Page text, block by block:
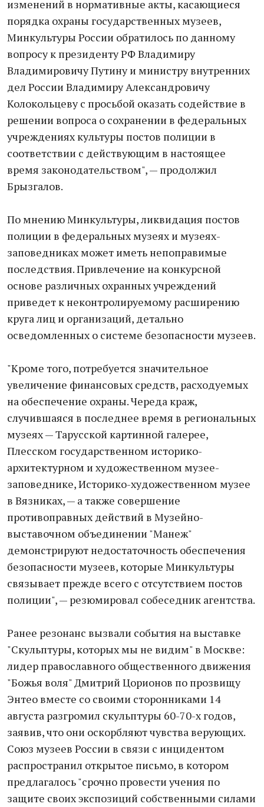
изменений в нормативные акты, касающиеся
порядка охраны государственных музеев,
Минкультуры России обратилось по данному
вопросу к президенту РФ Владимиру
Владимировичу Путину и министру внутренних
дел России Владимиру Александровичу
Колокольцеву с просьбой оказать содействие в
решении вопроса о сохранении в федеральных
учреждениях культуры постов полиции в
соответствии с действующим в настоящее
время законодательством", — продолжил
Брызгалов.
По мнению Минкультуры, ликвидация постов
полиции в федеральных музеях и музеях-
заповедниках может иметь непоправимые
последствия. Привлечение на конкурсной
основе различных охранных учреждений
приведет к неконтролируемому расширению
круга лиц и организаций, детально
осведомленных о системе безопасности музеев.
"Кроме того, потребуется значительное
увеличение финансовых средств, расходуемых
на обеспечение охраны. Череда краж,
случившаяся в последнее время в региональных
музеях — Тарусской картинной галерее,
Плесском государственном историко-
архитектурном и художественном музее-
заповеднике, Историко-художественном музее
в Вязниках, — а также совершение
противоправных действий в Музейно-
выставочном объединении "Манеж"
демонстрируют недостаточность обеспечения
безопасности музеев, которые Минкультуры
связывает прежде всего с отсутствием постов
полиции", — резюмировал собеседник агентства.
Ранее резонанс вызвали события на выставке
"Скульптуры, которых мы не видим" в Москве:
лидер православного общественного движения
"Божья воля" Дмитрий Цорионов по прозвищу
Энтео вместе со своими сторонниками 14
августа разгромил скульптуры 60-70-х годов,
заявив, что они оскорбляют чувства верующих.
Союз музеев России в связи с инцидентом
распространил открытое письмо, в котором
предлагалось "срочно провести учения по
защите своих экспозиций собственными силами